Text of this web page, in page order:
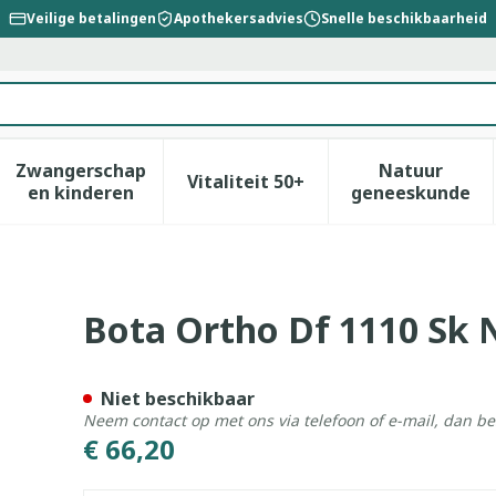
Veilige betalingen Apothekersadvies Snelle beschikbaarheid
verzorging en hygiëne categorie
voor Dieet, voeding en vitamines categorie
Zwangerschap
en kinderenToon submenu voor Zwangerschap en
Vitaliteit 50+Toon submenu voor
Natuur
geneeskunde
Toon
Bota Ortho Df 1110 Sk
€ 66,20
Niet beschikbaar
Neem contact op met ons via telefoon of e-mail, dan